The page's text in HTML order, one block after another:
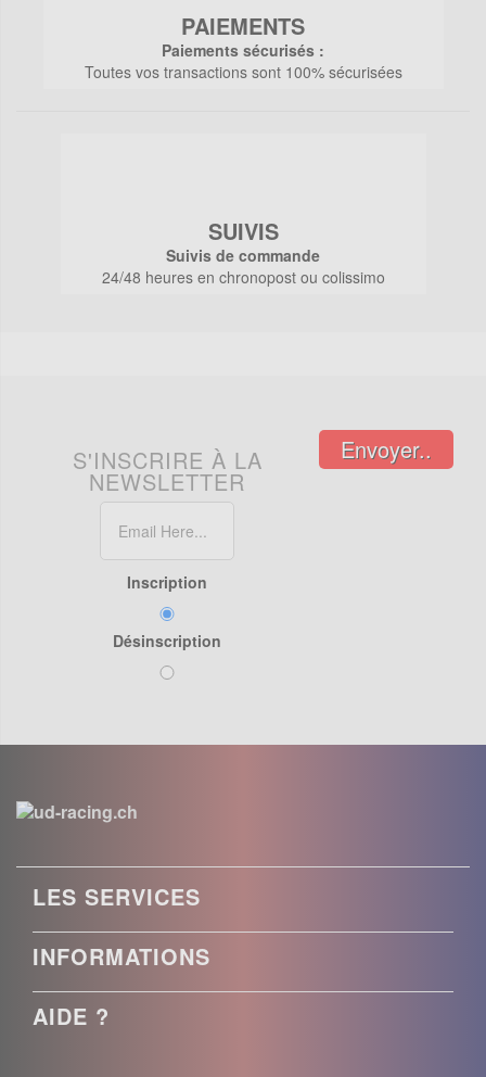
PAIEMENTS
Paiements sécurisés :
Toutes vos transactions sont 100% sécurisées
SUIVIS
Suivis de commande
24/48 heures en chronopost ou colissimo
S'INSCRIRE À LA
NEWSLETTER
Inscription
Désinscription
Envoyer..
LES SERVICES
INFORMATIONS
AIDE ?